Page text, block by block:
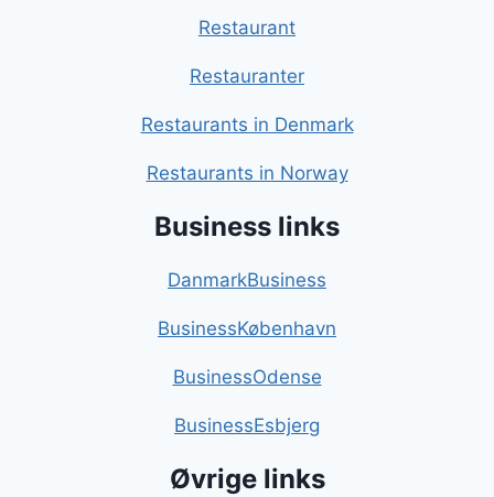
Restaurant
Restauranter
Restaurants in Denmark
Restaurants in Norway
Business links
DanmarkBusiness
BusinessKøbenhavn
BusinessOdense
BusinessEsbjerg
Øvrige links